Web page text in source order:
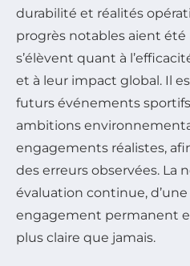
durabilité et réalités
progrès notables aient été
s’élèvent quant à
et à leur impact global. Il
futurs événements
ambitions
engagements réalistes,
des erreurs observées. La
évaluation continue,
engagement permanent
plus claire que jamais.